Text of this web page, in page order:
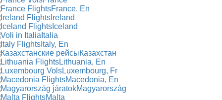
France, En
Ireland
Iceland
Italia
Italy, En
Казахстан
Lithuania, En
Luxembourg, Fr
Macedonia, En
Magyarország
Malta